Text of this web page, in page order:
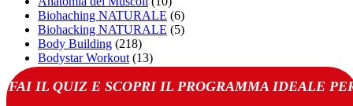
Biohaching NATURALE (6)
Biohacking NATURALE (5)
Body Building (218)
Bodystar Workout (13)
Calisthenics Monster(11)
FAI IL QUIZ E SCOPRI IL PROGRAMMA IDEALE